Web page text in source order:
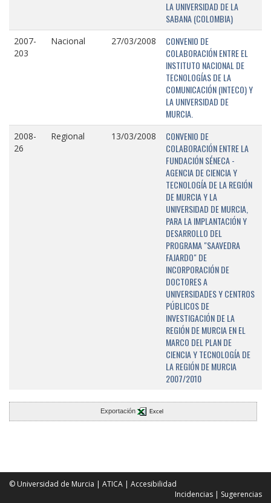
LA UNIVERSIDAD DE LA
SABANA (COLOMBIA)
2007-
203
Nacional 27/03/2008
CONVENIO DE
COLABORACIÓN ENTRE EL
INSTITUTO NACIONAL DE
TECNOLOGÍAS DE LA
COMUNICACIÓN (INTECO) Y
LA UNIVERSIDAD DE
MURCIA.
2008-
26
Regional 13/03/2008
CONVENIO DE
COLABORACIÓN ENTRE LA
FUNDACIÓN SÉNECA -
AGENCIA DE CIENCIA Y
TECNOLOGÍA DE LA REGIÓN
DE MURCIA Y LA
UNIVERSIDAD DE MURCIA,
PARA LA IMPLANTACIÓN Y
DESARROLLO DEL
PROGRAMA "SAAVEDRA
FAJARDO" DE
INCORPORACIÓN DE
DOCTORES A
UNIVERSIDADES Y CENTROS
PÚBLICOS DE
INVESTIGACIÓN DE LA
REGIÓN DE MURCIA EN EL
MARCO DEL PLAN DE
CIENCIA Y TECNOLOGÍA DE
LA REGIÓN DE MURCIA
2007/2010
Exportación Excel
© Universidad de Murcia | ATICA | Accesibilidad
Incidencias | Sugerencias